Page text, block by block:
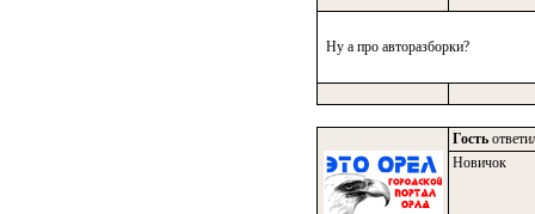
Ну а про авторазборки?
Гость
Новичок